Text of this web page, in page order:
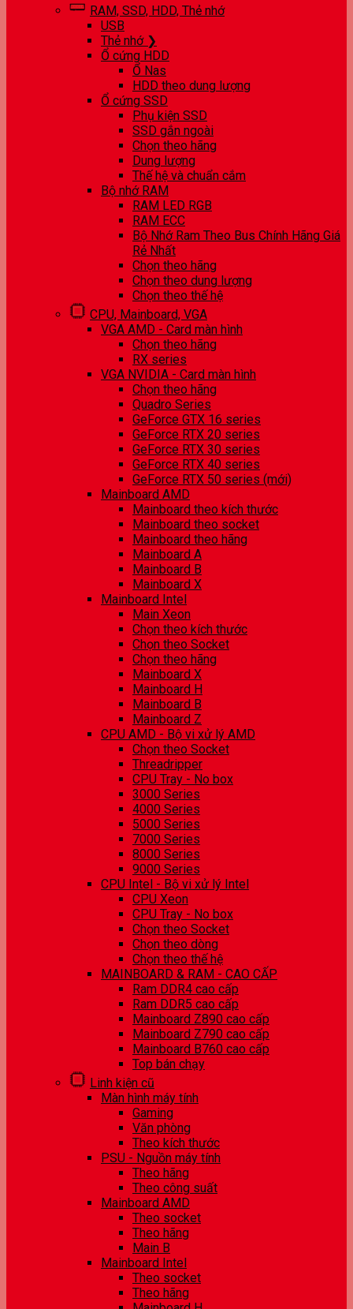
RAM, SSD, HDD, Thẻ nhớ
USB
Thẻ nhớ ❯
Ổ cứng HDD
Ổ Nas
HDD theo dung lượng
Ổ cứng SSD
Phụ kiện SSD
SSD gắn ngoài
Chọn theo hãng
Dung lượng
Thế hệ và chuẩn cắm
Bộ nhớ RAM
RAM LED RGB
RAM ECC
Bộ Nhớ Ram Theo Bus Chính Hãng Giá
Rẻ Nhất
Chọn theo hãng
Chọn theo dung lượng
Chọn theo thế hệ
CPU, Mainboard, VGA
VGA AMD - Card màn hình
Chọn theo hãng
RX series
VGA NVIDIA - Card màn hình
Chọn theo hãng
Quadro Series
GeForce GTX 16 series
GeForce RTX 20 series
GeForce RTX 30 series
GeForce RTX 40 series
GeForce RTX 50 series (mới)
Mainboard AMD
Mainboard theo kích thước
Mainboard theo socket
Mainboard theo hãng
Mainboard A
Mainboard B
Mainboard X
Mainboard Intel
Main Xeon
Chọn theo kích thước
Chọn theo Socket
Chọn theo hãng
Mainboard X
Mainboard H
Mainboard B
Mainboard Z
CPU AMD - Bộ vi xử lý AMD
Chọn theo Socket
Threadripper
CPU Tray - No box
3000 Series
4000 Series
5000 Series
7000 Series
8000 Series
9000 Series
CPU Intel - Bộ vi xử lý Intel
CPU Xeon
CPU Tray - No box
Chọn theo Socket
Chọn theo dòng
Chọn theo thế hệ
MAINBOARD & RAM - CAO CẤP
Ram DDR4 cao cấp
Ram DDR5 cao cấp
Mainboard Z890 cao cấp
Mainboard Z790 cao cấp
Mainboard B760 cao cấp
Top bán chạy
Linh kiện cũ
Màn hình máy tính
Gaming
Văn phòng
Theo kích thước
PSU - Nguồn máy tính
Theo hãng
Theo công suất
Mainboard AMD
Theo socket
Theo hãng
Main B
Mainboard Intel
Theo socket
Theo hãng